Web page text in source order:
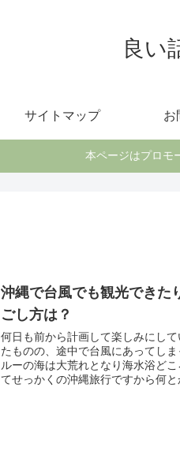
良い
サイトマップ お
本ページはプロモ
沖縄で台風でも観光できた
ごし方は？
何日も前から計画して楽しみにし
たものの、途中で台風にあってし
ルーの海は大荒れとなり海水浴ど
てせっかくの沖縄旅行ですから何と